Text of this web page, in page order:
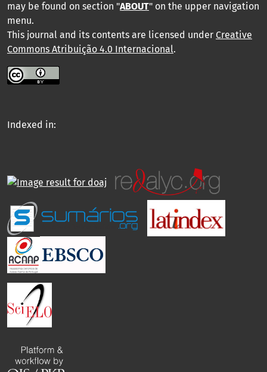
may be found on section "ABOUT" on the upper navigation
menu.
This journal and its contents are licensed under Creative
Commons Atribuição 4.0 Internacional.
Indexed in: